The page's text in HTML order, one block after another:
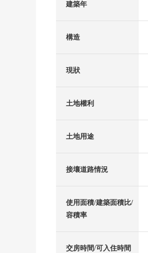
建築年
構造
現狀
土地權利
土地用途
接壤道路情況
使用面積/建築面積比/
容積率
交房時間/可入住時間